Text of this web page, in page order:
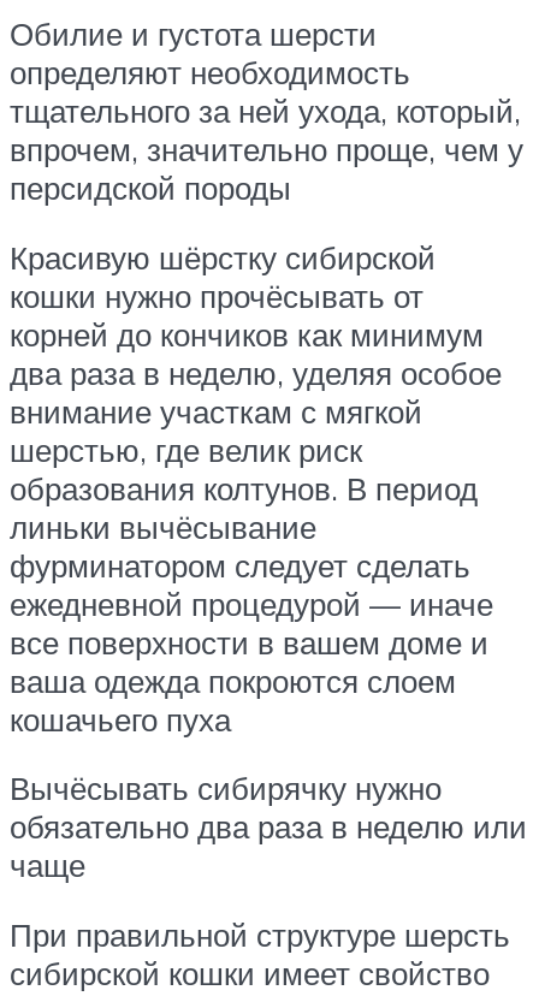
Обилие и густота шерсти
определяют необходимость
тщательного за ней ухода, который,
впрочем, значительно проще, чем у
персидской породы
Красивую шёрстку сибирской
кошки нужно прочёсывать от
корней до кончиков как минимум
два раза в неделю, уделяя особое
внимание участкам с мягкой
шерстью, где велик риск
образования колтунов. В период
линьки вычёсывание
фурминатором следует сделать
ежедневной процедурой — иначе
все поверхности в вашем доме и
ваша одежда покроются слоем
кошачьего пуха
Вычёсывать сибирячку нужно
обязательно два раза в неделю или
чаще
При правильной структуре шерсть
сибирской кошки имеет свойство